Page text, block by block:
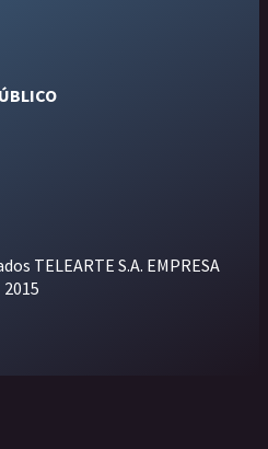
TELEARTE S.A. EMPRESA
2015